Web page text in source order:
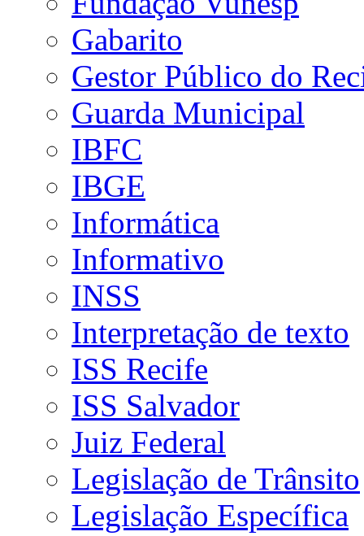
Gabarito
Gestor Público do
Guarda Municipal
IBFC
IBGE
Informática
Informativo
INSS
Interpretação de texto
ISS Recife
ISS Salvador
Juiz Federal
Legislação de Trânsito
Legislação Específica